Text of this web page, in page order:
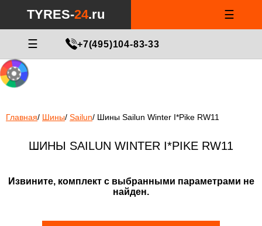
24.ru/html/catalog/controller/product/shinydiski.php
on line
TYRES-24.ru ☰
☰ +7(495)104-83-33
Главная/ Шины/ Sailun/ Шины Sailun Winter I*Pike RW11
ШИНЫ SAILUN WINTER I*PIKE RW11
Извините, комплект с выбранными параметрами не
найден.